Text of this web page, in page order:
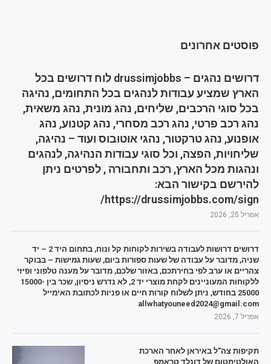
פוסטים אחרונים
דרושים נהגים – drussimjobbs לוח דרושים בכל
הארץ שמציע עבודות לנהגים בכל התחומים, נהיגה
בכל סוגי הרכבים, שליחים, נהג מונית, נהג משאית,
נהג רכב פרטי, נהג רכב מסחרי, נהג קטנוע, נהג
אופנוע, נהג טרקטור, נהגי אוטובוס ועוד – נהיגה,
שליחויות, הפצה, וכל סוגי עבודות הנהיגה, לנהגים
ונהגות מכל הארץ, רכב ותחבורה , לפרטים ניתן
להירשם בקישור הבא:
https://drussimjobbs.com/sign/
אפריל 25, 2026
דרושים דרושות לעבודה בשירות לקוחות קל ונוח, בתחום היד 2 – יד
שניה, מדובר על עבודה של שעות ספורות ביום, שעות גמישות – בבוקר
צהריים או ערב לפי בחירתכם, באזור שלכם, מדובר על מענה טלפוני ופיזי
ללקוחות המעוניינים לקחת מוצרי יד 2, לא נדרש ניסיון, שכר בין 15000-
25000 בחודש, ניתן לשלוח קורות חיים או פניות לכתובת האימייל
allwhatyouneed2024@gmail.com
אפריל 7, 2026
תקיפות צה"ל באיראן לאחר הארכת
האולטימטום של דונלד טראמפ